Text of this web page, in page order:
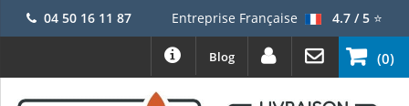
04 50 16 11 87 Entreprise Française 4.7 / 5⭐
(0)
Blog